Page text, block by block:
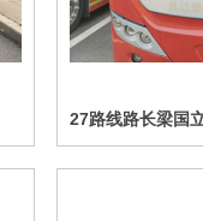
27路线路长梁国